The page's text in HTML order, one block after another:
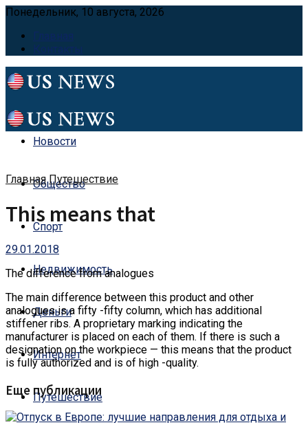
Понедельник, 10 августа, 2026
Главная
Контакты
Новости
Общество
Спорт
Недвижимость
Деньги
Интернет
Путешествие
Главная Путешествие
This means that
29.01.2018
The difference from analogues
The main difference between this product and other
analogues is a fifty -fifty column, which has additional
stiffener ribs. A proprietary marking indicating the
manufacturer is placed on each of them. If there is such a
designation on the workpiece — this means that the product
is fully authorized and is of high -quality.
Еще публикации